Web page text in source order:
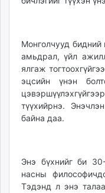
Монголчууд бидний
амьдрал, үйл
ялгаж
эцсийн үнэн
түүхийрнэ.
байна даа.
Энэ бүхнийг би
насны
Тэдэнд л энэ